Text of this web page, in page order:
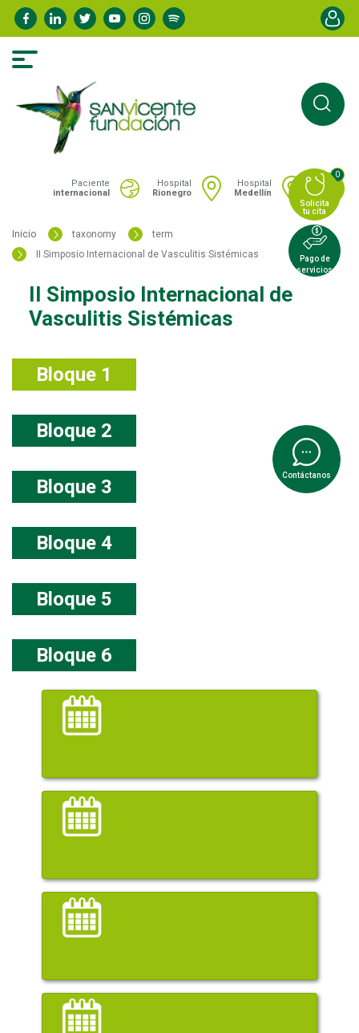
Pasar
al
Menú
Portal San Vicente - Menú hospitales
Paciente
internacional
Hospital
Rionegro
Hospital
Medellín
0
Inicio taxonomy
term
II Simposio Internacional de Vasculitis Sistémicas
II Simposio Internacional de
Vasculitis Sistémicas
Bloque 1
Bloque 2
Bloque 3
Bloque 4
Bloque 5
Bloque 6
Pago de
servicios
Contáctanos
Solicita
tu cita